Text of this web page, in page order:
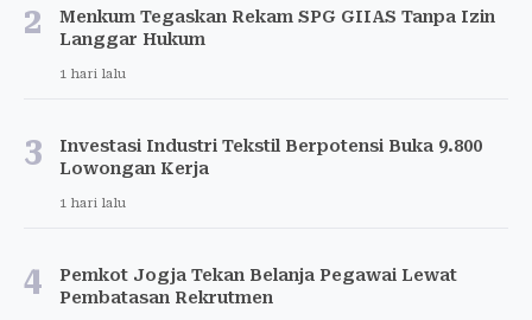
2
Menkum Tegaskan Rekam SPG GIIAS Tanpa Izin
Langgar Hukum
1 hari lalu
3
Investasi Industri Tekstil Berpotensi Buka 9.800
Lowongan Kerja
1 hari lalu
4
Pemkot Jogja Tekan Belanja Pegawai Lewat
Pembatasan Rekrutmen